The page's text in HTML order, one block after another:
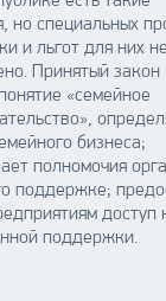
но специальных
и льгот для них не
Принятый закон
«семейное
бизнеса;
полномочия
поддержке;
доступ
поддержки.